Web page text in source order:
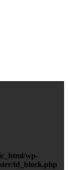
wp-
td_block.php